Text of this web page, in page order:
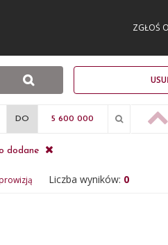
ZGŁOŚ
DO
dodane
Liczba wyników: 0